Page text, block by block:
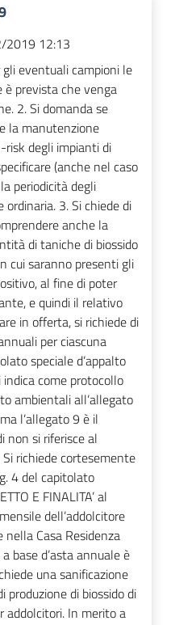
2019 12:13
gli eventuali campioni le
è prevista che venga
2. Si domanda se
la manutenzione
risk degli impianti di
(anche nel caso
periodicità degli
3. Si chiede di
anche la
di taniche di biossido
cui saranno presenti gli
al fine di poter
e quindi il relativo
in offerta, si richiede di
per ciascuna
speciale d’appalto
indica come protocollo
ambientali all’allegato
l’allegato 9 è il
non si riferisce al
richiede cortesemente
4 del capitolato
E FINALITA’ al
dell’addolcitore
Casa Residenza
base d’asta annuale è
una sanificazione
di biossido di
addolcitori. In merito a